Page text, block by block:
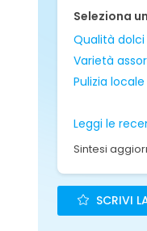
Seleziona
Qualità dolci
Varietà
Pulizia locale
Leggi le
Sintesi
SCRIVI